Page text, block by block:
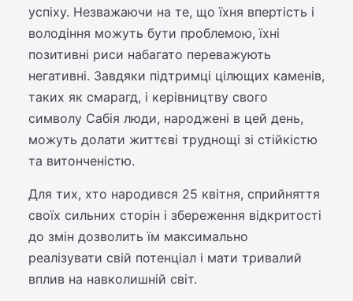
успіху. Незважаючи на те, що їхня впертість і
володіння можуть бути проблемою, їхні
позитивні риси набагато переважують
негативні. Завдяки підтримці цілющих каменів,
таких як смарагд, і керівництву свого
символу Сабія люди, народжені в цей день,
можуть долати життєві труднощі зі стійкістю
та витонченістю.
Для тих, хто народився 25 квітня, сприйняття
своїх сильних сторін і збереження відкритості
до змін дозволить їм максимально
реалізувати свій потенціал і мати тривалий
вплив на навколишній світ.